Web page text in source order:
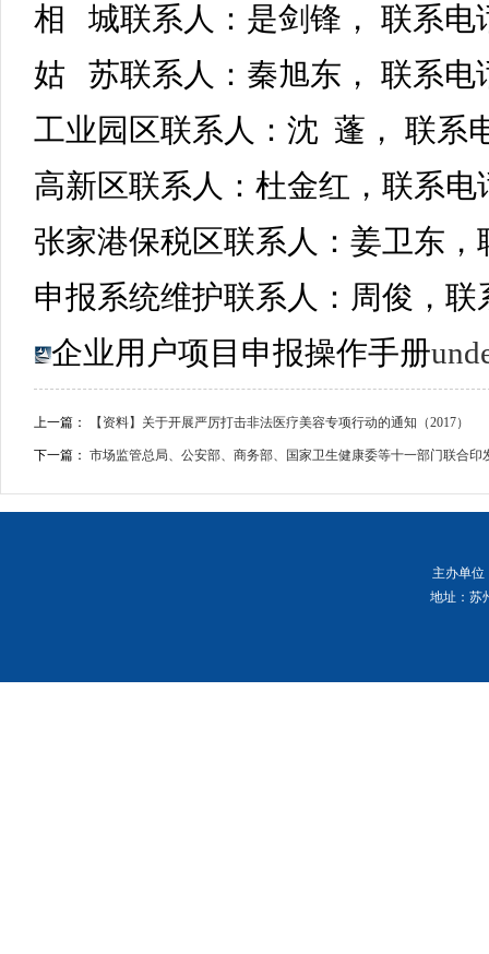
相 城联系人：是剑锋， 联系电
姑 苏联系人：秦旭东， 联系电
工业园区联系人：沈 蓬， 联系
高新区联系人：杜金红，联系电
张家港保税区联系人：姜卫东，
申报系统维护联系人：周俊，联
企业用户项目申报操作手册
上一篇： 【资料】关于开展严厉打击非法医疗美容专项行动的通知（2017）
下一篇： 市场监管总局、公安部、商务部、国家卫生健康委等十一部门联合印
主办单
地址：苏